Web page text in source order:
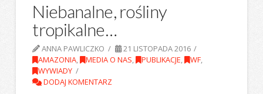
Niebanalne, rośliny
tropikalne…
ANNA PAWLICZKO
21 LISTOPADA 2016
AMAZONIA, MEDIA O NAS, PUBLIKACJE, WF,
WYWIADY
DODAJ KOMENTARZ